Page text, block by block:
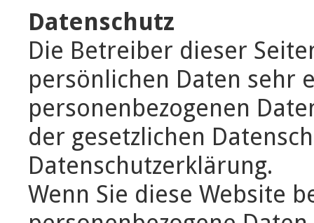
Datenschutz
Die Betreiber dieser
persönlichen Daten sehr
personenbezogenen
der gesetzlichen
Datenschutzerklärung.
Wenn Sie diese Website